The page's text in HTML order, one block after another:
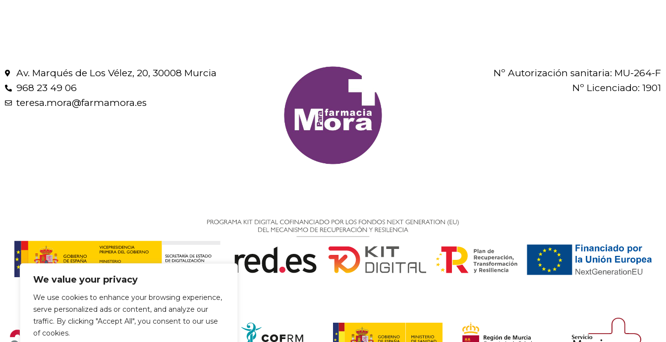
We value your privacy
We use cookies to enhance your browsing experience,
serve personalized ads or content, and analyze our
traffic. By clicking "Accept All", you consent to our use
of cookies.
Av. Marqués de Los Vélez, 20, 30008 Murcia
968 23 49 06
teresa.mora@farmamora.es
Nº Autorización sanitaria: MU-264-F
Nº Licenciado: 1901